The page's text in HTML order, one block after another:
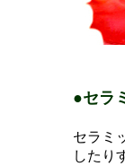
●セラ
セラミ
したり